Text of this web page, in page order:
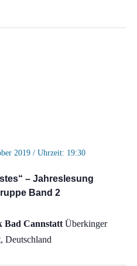
– Jahreslesung
Band 2
2019 / Uhrzeit: 19:30
Bad Cannstatt Überkinger
Deutschland